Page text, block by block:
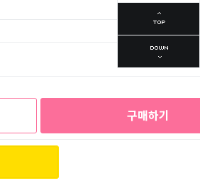
구매하기